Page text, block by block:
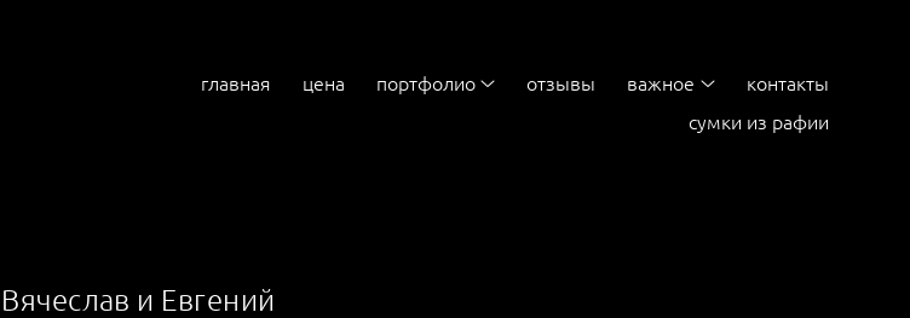
главная цена портфолио отзывы важное
контакты
сумки из рафии
и Евгений